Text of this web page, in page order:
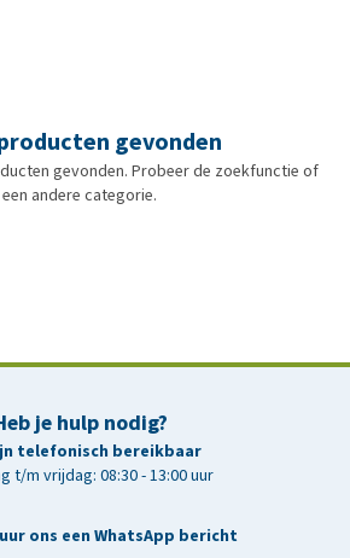
gevonden
gevonden. Probeer de zoekfunctie of
een andere categorie.
je hulp nodig?
telefonisch bereikbaar
t/m vrijdag: 08:30 - 13:00 uur
ons een WhatsApp bericht